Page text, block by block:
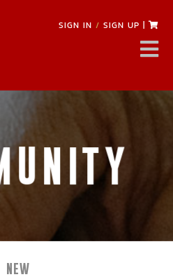
SIGN IN / SIGN UP |
NEW